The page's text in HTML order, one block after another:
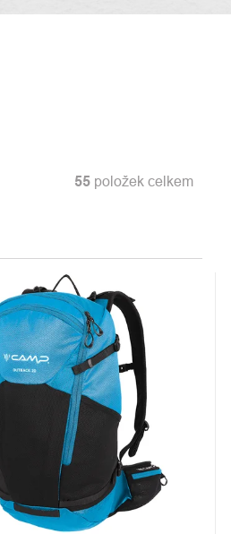
55 položek celkem